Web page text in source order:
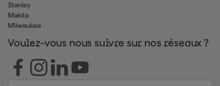
Stanley
Makita
Milwaukee
Voulez-vous nous suivre sur nos réseaux ?